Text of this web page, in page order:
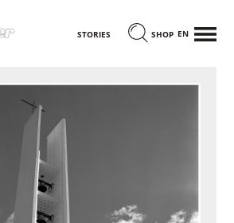
STORIES SHOP ENGLISCH
MENÜ